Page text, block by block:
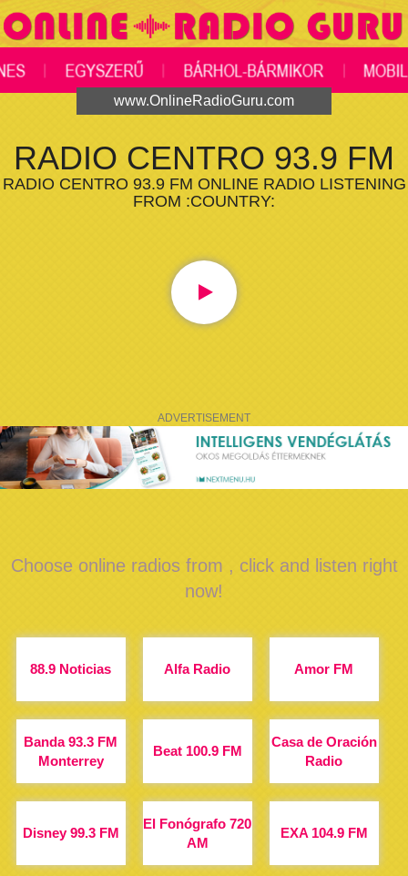
www.OnlineRadioGuru.com
RADIO CENTRO 93.9 FM
RADIO CENTRO 93.9 FM ONLINE RADIO LISTENING
FROM :COUNTRY:
ADVERTISEMENT
Choose online radios from , click and listen right
now!
88.9 Noticias Alfa Radio Amor FM
Banda 93.3 FM
Monterrey
Beat 100.9 FM
Casa de Oración
Radio
Disney 99.3 FM
El Fonógrafo 720
AM
EXA 104.9 FM